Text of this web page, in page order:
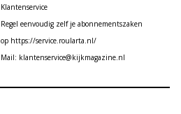
Klantenservice
Regel eenvoudig zelf je abonnementszaken
op https://service.roularta.nl/
Mail: klantenservice@kijkmagazine.nl